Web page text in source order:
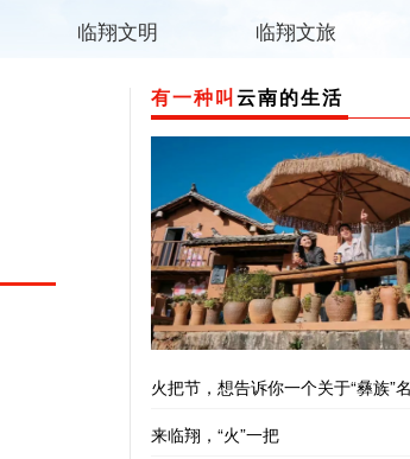
临翔文明 临翔文旅
有一种叫云南的生活
来临翔，“火”一把